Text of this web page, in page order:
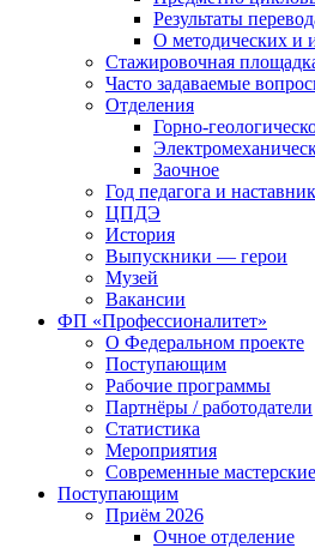
Результаты
О методических и
Стажировочная
Часто задаваемые
Отделения
Горно-
Заочное
Год педагога и
ЦПДЭ
История
Выпускники — герои
Музей
Вакансии
ФП «Профессионалитет»
О Федеральном проекте
Поступающим
Рабочие программы
Партнёры / работодатели
Статистика
Мероприятия
Современные мастерские
Поступающим
Приём 2026
Очное отделение